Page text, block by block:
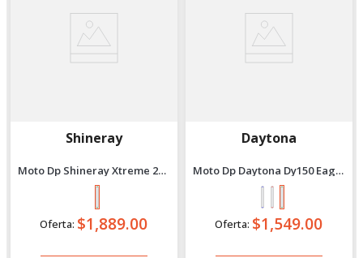
Shineray
Moto Dp Shineray Xtreme 200
- 2027 Verde
Oferta: $1,889.00
Daytona
Moto Dp Daytona Dy150 Eagle
5 - 2027 Verde
Oferta: $1,549.00